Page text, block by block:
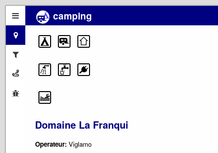
camping
Domaine La Franqui
Operateur: Viglamo